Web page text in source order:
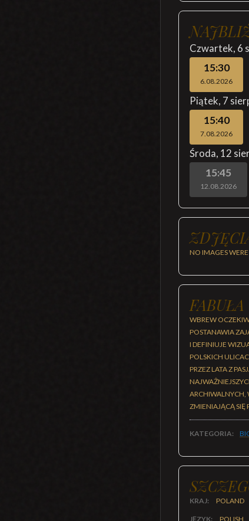
Czwartek, 6
15:30
6.08.2026
Piątek, 7
15:40
7.08.2026
Środa, 12
15:45
12.08.2026
NO IMAGES
FABUŁA
WBREW
POSTANAWIA
I DEFINIUJE
POLSKICH
PRZEZ LATA Z
ARCHIWALNYCH,
ZMIENIAJĄCĄ SIĘ
KATEGORIA:
KRAJ: POLAND
JĘZYK: POLISH